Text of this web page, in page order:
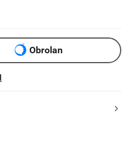
Obrolan